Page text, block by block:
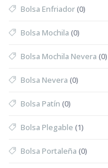
Bolsa Enfriador(0)
Bolsa Mochila (0)
Bolsa Mochila Nevera (0)
Bolsa Nevera (0)
Bolsa Patín (0)
Bolsa Plegable (1)
Bolsa Portaleña (0)